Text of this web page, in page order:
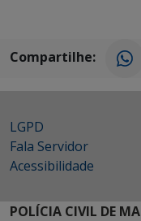
Compartilhe:
LGPD
Fala Servidor
Acessibilidade
POLÍCIA CIVIL DE